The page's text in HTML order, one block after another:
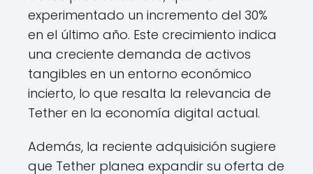
experimentado un incremento del 30%
en el último año. Este crecimiento indica
una creciente demanda de activos
tangibles en un entorno económico
incierto, lo que resalta la relevancia de
Tether en la economía digital actual.
Además, la reciente adquisición sugiere
que Tether planea expandir su oferta de